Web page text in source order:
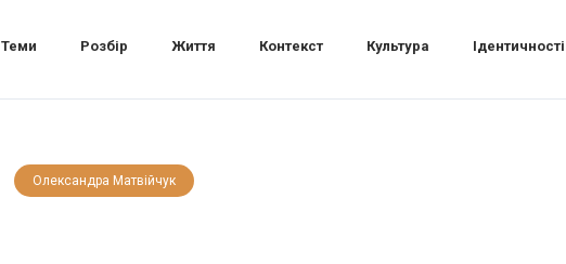
Теми Розбір Життя Контекст Культура Ідентичності
Олександра Матвійчук